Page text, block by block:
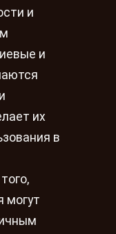
и
и
их
в
могут